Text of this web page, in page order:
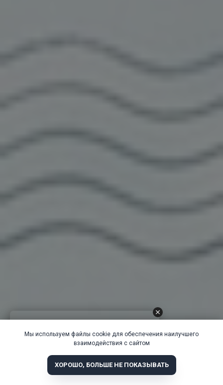
Мы используем файлы cookie для обеспечения наилучшего
взаимодействия с сайтом
ХОРОШО, БОЛЬШЕ НЕ ПОКАЗЫВАТЬ